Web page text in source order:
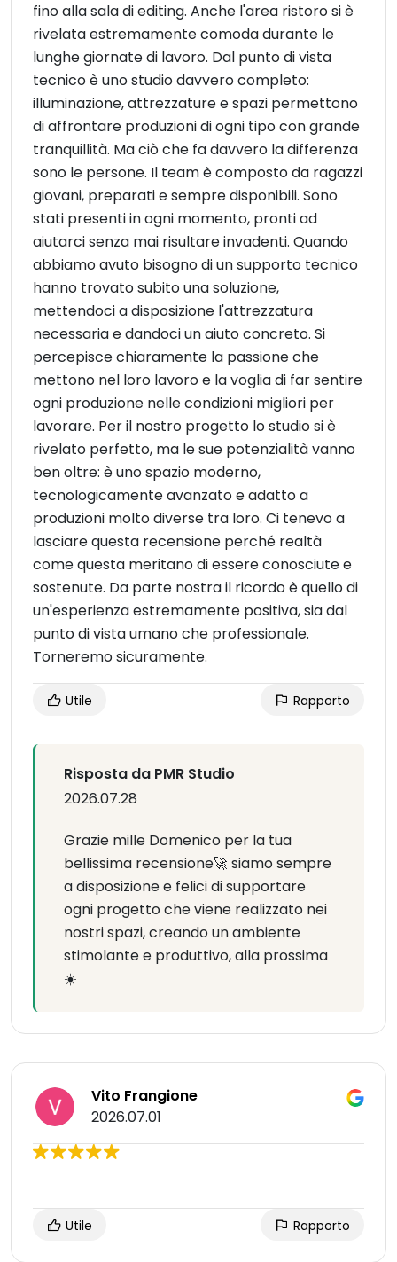
fino alla sala di editing. Anche l'area ristoro si è
rivelata estremamente comoda durante le
lunghe giornate di lavoro. Dal punto di vista
tecnico è uno studio davvero completo:
illuminazione, attrezzature e spazi permettono
di affrontare produzioni di ogni tipo con grande
tranquillità. Ma ciò che fa davvero la differenza
sono le persone. Il team è composto da ragazzi
giovani, preparati e sempre disponibili. Sono
stati presenti in ogni momento, pronti ad
aiutarci senza mai risultare invadenti. Quando
abbiamo avuto bisogno di un supporto tecnico
hanno trovato subito una soluzione,
mettendoci a disposizione l'attrezzatura
necessaria e dandoci un aiuto concreto. Si
percepisce chiaramente la passione che
mettono nel loro lavoro e la voglia di far sentire
ogni produzione nelle condizioni migliori per
lavorare. Per il nostro progetto lo studio si è
rivelato perfetto, ma le sue potenzialità vanno
ben oltre: è uno spazio moderno,
tecnologicamente avanzato e adatto a
produzioni molto diverse tra loro. Ci tenevo a
lasciare questa recensione perché realtà
come questa meritano di essere conosciute e
sostenute. Da parte nostra il ricordo è quello di
un'esperienza estremamente positiva, sia dal
punto di vista umano che professionale.
Torneremo sicuramente.
Utile Rapporto
Risposta da PMR Studio
2026.07.28
Grazie mille Domenico per la tua
bellissima recensione🚀 siamo sempre
a disposizione e felici di supportare
ogni progetto che viene realizzato nei
nostri spazi, creando un ambiente
stimolante e produttivo, alla prossima
☀️
Vito Frangione
2026.07.01
Utile Rapporto